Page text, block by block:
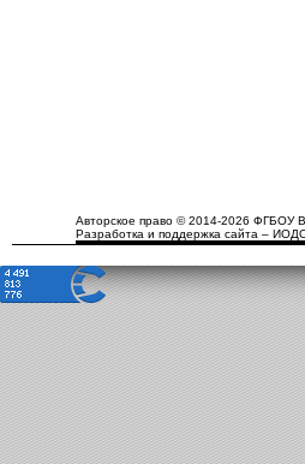
Авторское право © 2014-2026 ФГБОУ
Разработка и поддержка сайта –